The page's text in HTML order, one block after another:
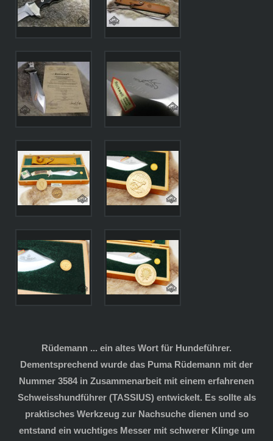
Rüdemann ... ein altes Wort für Hundeführer.
Dementsprechend wurde das Puma Rüdemann mit der
Nummer 3584 in Zusammenarbeit mit einem erfahrenen
Schweisshundführer (TASSIUS) entwickelt. Es sollte als
praktisches Werkzeug zur Nachsuche dienen und so
entstand ein wuchtiges Messer mit schwerer Klinge um